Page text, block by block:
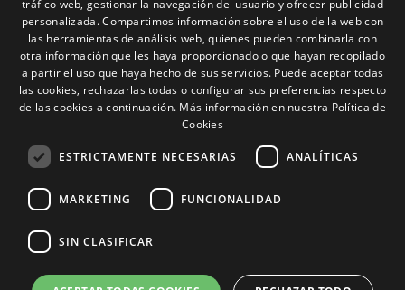
Contacto
Camino de los Huertos, S/N. Apdo 100
50620 - Casetas (Zaragoza) SPAIN
+(34) 976 462 121
ENGLISH
FRENCH
ITALIAN
tráfico web, gestionar la navegación del usuario y ofrecer publicidad
personalizada. Compartimos información sobre el uso de la web con
las herramientas de análisis web, quienes pueden combinarla con
otra información que les haya proporcionado o que hayan recopilado
a partir el uso que haya hecho de sus servicios. Puede aceptar todas
las cookies, rechazarlas todas o configurar sus preferencias respecto
de las cookies a continuación. Más información en nuestra Política de
Cookies
ESTRICTAMENTE NECESARIAS ANALÍTICAS
MARKETING FUNCIONALIDAD
SIN CLASIFICAR